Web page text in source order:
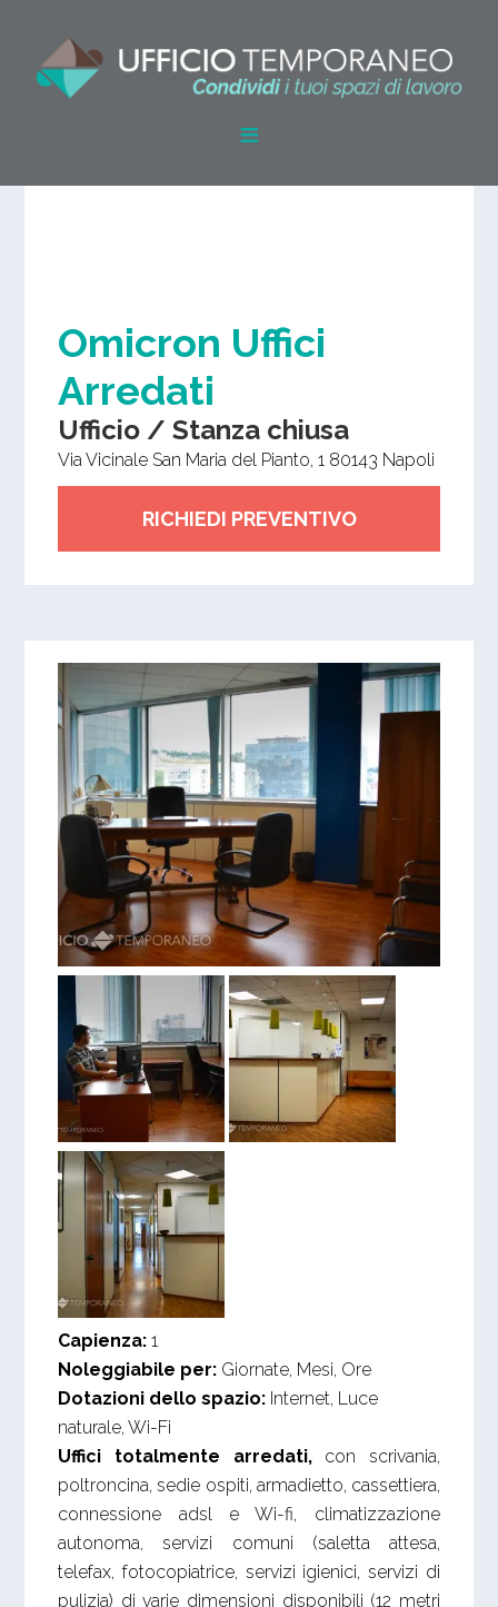
Omicron Uffici
Arredati
Ufficio / Stanza chiusa
Via Vicinale San Maria del Pianto, 1 80143 Napoli
RICHIEDI PREVENTIVO
Capienza: 1
Noleggiabile per: Giornate, Mesi, Ore
Dotazioni dello spazio: Internet, Luce
naturale, Wi-Fi
Uffici totalmente arredati,con scrivania,
poltroncina, sedie ospiti, armadietto, cassettiera,
connessione adsl e Wi-fi, climatizzazione
autonoma, servizi comuni (saletta attesa,
telefax, fotocopiatrice, servizi igienici, servizi di
pulizia) di varie dimensioni disponibili (12 metri